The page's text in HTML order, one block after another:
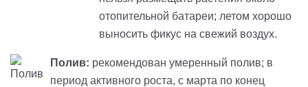
отопительной батареи; летом хорошо
выносить фикус на свежий воздух.
Полив: рекомендован умеренный полив; в
период активного роста, с марта по конец